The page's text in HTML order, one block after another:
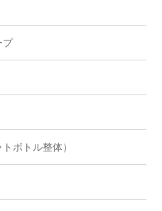
プ
ボトル整体）